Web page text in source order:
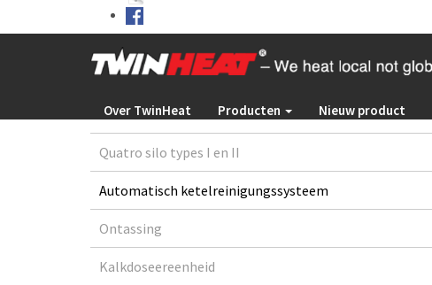
Over TwinHeat Producten Nieuw product
Quatro silo types I en II
Automatisch ketelreinigungssysteem
Ontassing
Kalkdoseereenheid